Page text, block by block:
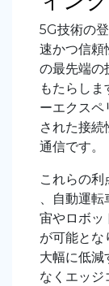
5G技術の
速かつ信頼
の最先端の
もたらし
ーエクスペ
された接続
通信です。
これらの利
、自動運
宙やロボッ
が可能とな
大幅に低減
なくエッジ